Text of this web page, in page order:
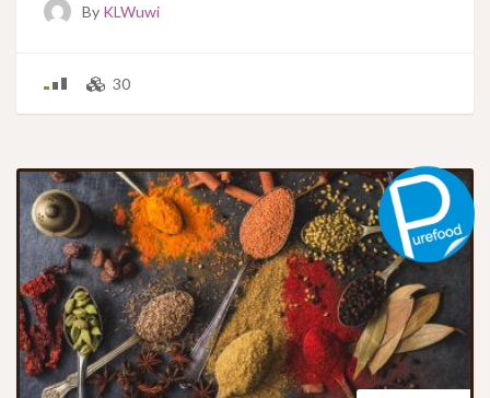
By KLWuwi
30